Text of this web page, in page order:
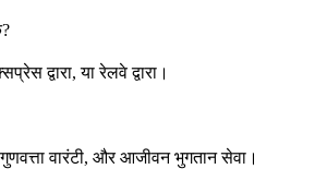
द्वारा, या रेलवे द्वारा।
वारंटी, और आजीवन भुगतान सेवा।